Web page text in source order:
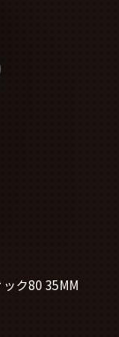
ク80 35MM